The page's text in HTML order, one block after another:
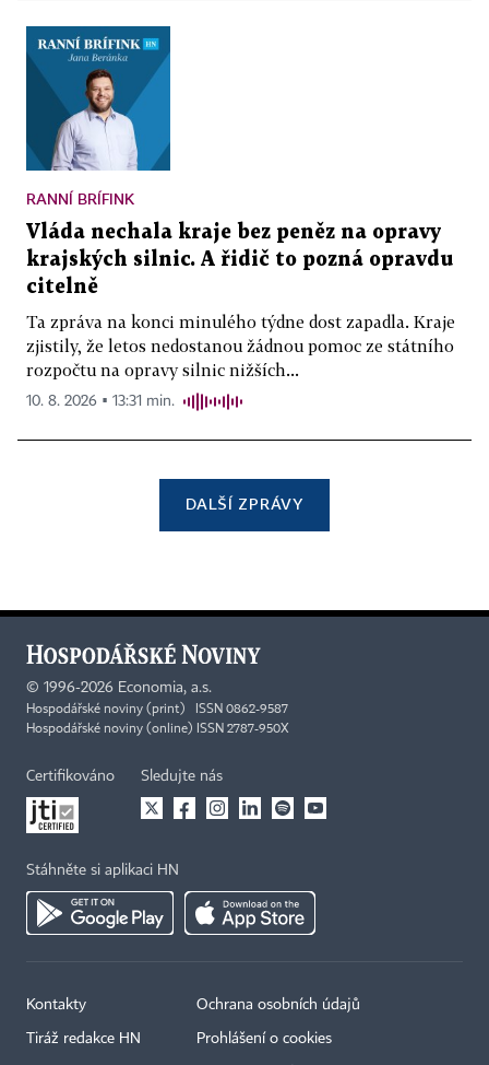
RANNÍ BRÍFINK
Vláda nechala kraje bez peněz na opravy
krajských silnic. A řidič to pozná opravdu
citelně
Ta zpráva na konci minulého týdne dost zapadla. Kraje
zjistily, že letos nedostanou žádnou pomoc ze státního
rozpočtu na opravy silnic nižších...
10. 8. 2026 ▪ 13:31 min.
DALŠÍ ZPRÁVY
© 1996-2026 Economia, a.s.
Hospodářské noviny (print) ISSN 0862-9587
Hospodářské noviny (online) ISSN 2787-950X
Certifikováno Sledujte nás
Stáhněte si aplikaci HN
Kontakty
Tiráž redakce HN
Ochrana osobních údajů
Prohlášení o cookies